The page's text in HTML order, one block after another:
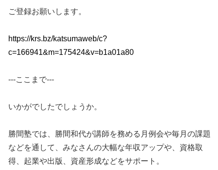
ご登録お願いします。
https://krs.bz/katsumaweb/c?
c=166941&m=175424&v=b1a01a80
---ここまで---
いかがでしたでしょうか。
勝間塾では、勝間和代が講師を務める月例会や毎月の課題
などを通して、みなさんの大幅な年収アップや、資格取
得、起業や出版、資産形成などをサポート。